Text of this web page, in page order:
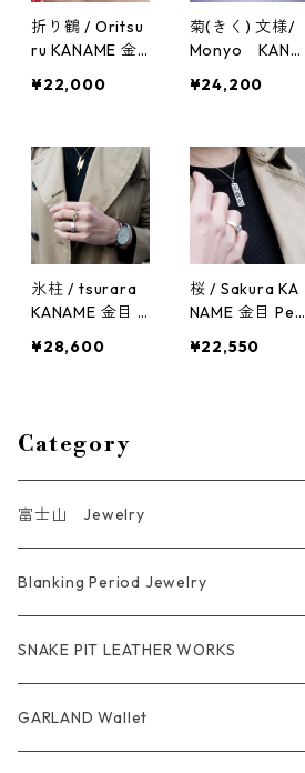
折り鶴 / Oritsu
ru KANAME 金
飾り silveracce
al Japanese de
sign
¥22,000
菊(きく) 文様/
Monyo KANA
nt 首飾り tradit
e design silver
accessory
¥24,200
氷柱 / tsurara
KANAME 金目 P
silveraccessor
¥28,600
桜 / Sakura KA
NAME 金目 Pen
veraccessory t
¥22,550
Category
富士山 Jewelry
Ring
Pendant
Key Chain
Blanking Period Jewelry
Ring
Pendant
SNAKE PIT LEATHER WORKS
Coin Case Wallet
GARLAND Wallet